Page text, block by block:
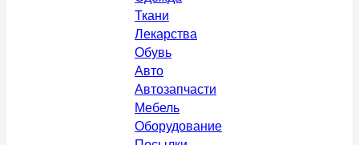
Ткани
Лекарства
Обувь
Авто
Автозапчасти
Мебель
Оборудование